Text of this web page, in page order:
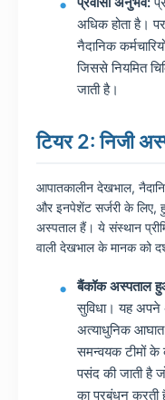
अधिक होता है।
नैदानिक
जिससे नियमित
जाती है।
टियर 2: निजी
आपातकालीन देखभाल,
और इनपेशेंट सर्जरी के लिए,
अस्पताल हैं। ये संस्थान
वाली देखभाल के मानक को
बैंकॉक अस्पताल
सुविधा। यह अपने
अत्याधुनिक आघात
समन्वयक टीमों के
पसंद की जाती है
का प्रबंधन करती